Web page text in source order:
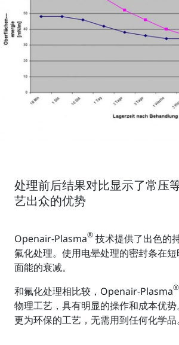
处理前后结果对比显示了常压
艺出众的优势
Openair-Plasma® 技术提供了出色的
氟化处理。使用电晕处理的密封条在
面能的衰减。
和氟化处理相比较，Openair-Plasma®
物理工艺，具有明显的操作和成本优
更为环保的工艺，无需用到任何化学品。